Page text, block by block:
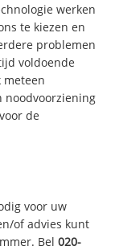
werken
te kiezen en
problemen
voldoende
meteen
noodvoorziening
de
voor uw
of advies kunt
Bel020-